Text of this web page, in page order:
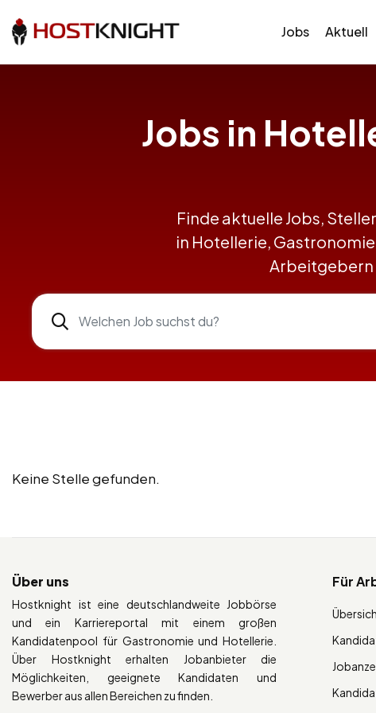
Jobs Aktuell
Jobs in
Finde aktuelle Jobs,
in Hotellerie,
Arbeitgebern
Keine Stelle gefunden.
Über uns
Hostknight ist eine deutschlandweite Jobbörse
und ein Karriereportal mit einem großen
Kandidatenpool für Gastronomie und Hotellerie.
Über Hostknight erhalten Jobanbieter die
Möglichkeiten, geeignete Kandidaten und
Bewerber aus allen Bereichen zu finden.
Für